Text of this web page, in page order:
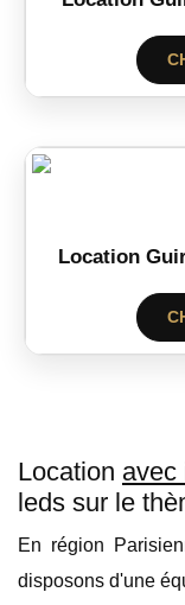
Location
Location avec
leds sur le
En région
disposons d'une